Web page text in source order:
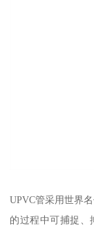
UPVC管采用世界
的过程中可捕捉、